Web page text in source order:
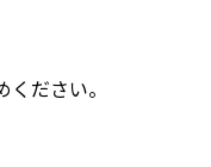
ださい。